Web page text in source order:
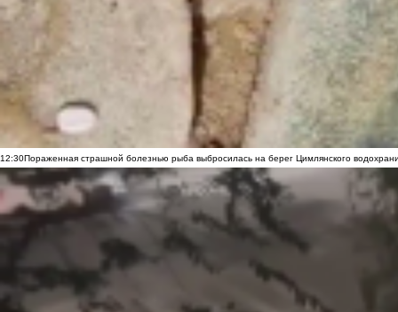
12:30Пораженная страшной болезнью рыба выбросилась на берег Цимлянского